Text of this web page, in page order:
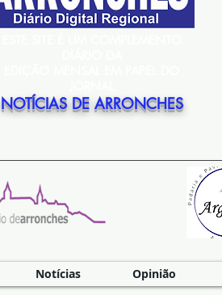
NOTÍCIAS DE ARRONCHES
Notícias Opinião